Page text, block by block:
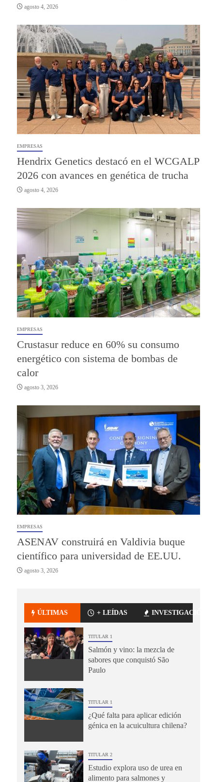
agosto 4, 2026
EMPRESAS
Hendrix Genetics destacó en el WCGALP
2026 con avances en genética de trucha
agosto 4, 2026
EMPRESAS
Crustasur reduce en 60% su consumo
energético con sistema de bombas de
calor
agosto 3, 2026
EMPRESAS
ASENAV construirá en Valdivia buque
científico para universidad de EE.UU.
agosto 3, 2026
ÚLTIMAS + LEÍDAS INVESTIGACIÓN
TITULAR 1
Salmón y vino: la mezcla de
sabores que conquistó São
Paulo
TITULAR 1
¿Qué falta para aplicar edición
génica en la acuicultura chilena?
TITULAR 2
Estudio explora uso de urea en
alimento para salmones y